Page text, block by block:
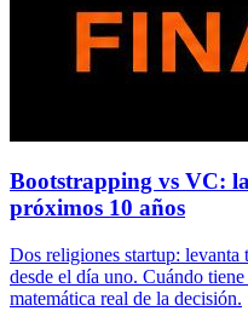
Bootstrapping vs VC:
próximos 10 años
Dos religiones startup: levanta
desde el día uno. Cuándo
matemática real de la decisión.